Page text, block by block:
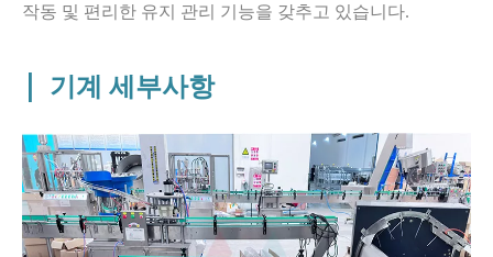
작동 및 편리한 유지 관리 기능을 갖추고 있습니다.
| 기계 세부사항